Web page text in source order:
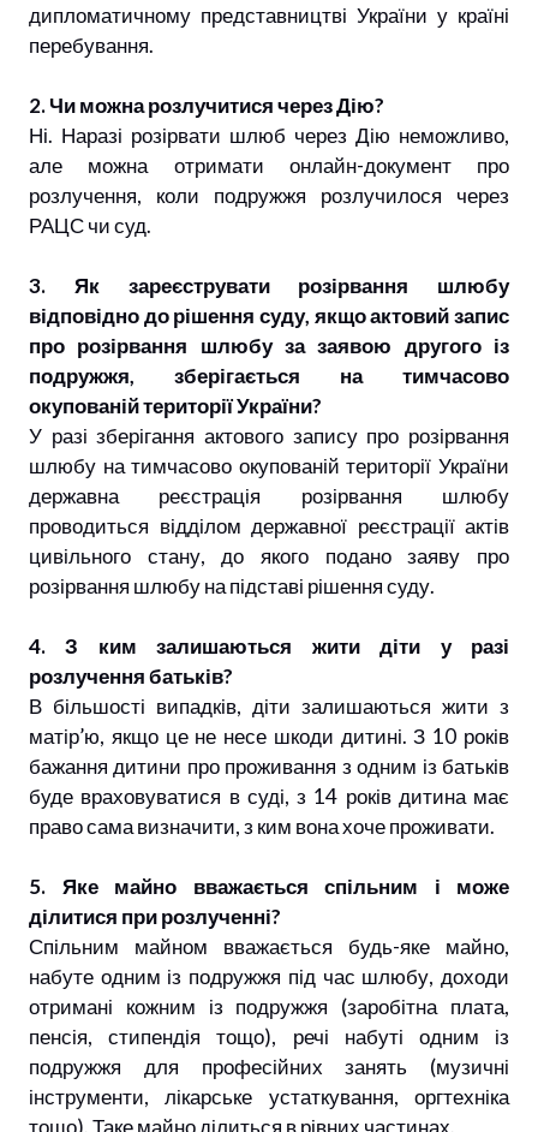
дипломатичному представництві України у країні
перебування.
2. Чи можна розлучитися через Дію?
Ні. Наразі розірвати шлюб через Дію неможливо,
але можна отримати онлайн-документ про
розлучення, коли подружжя розлучилося через
РАЦС чи суд.
3. Як зареєструвати розірвання шлюбу
відповідно до рішення суду, якщо актовий запис
про розірвання шлюбу за заявою другого із
подружжя, зберігається на тимчасово
окупованій території України?
У разі зберігання актового запису про розірвання
шлюбу на тимчасово окупованій території України
державна реєстрація розірвання шлюбу
проводиться відділом державної реєстрації актів
цивільного стану, до якого подано заяву про
розірвання шлюбу на підставі рішення суду.
4. З ким залишаються жити діти у разі
розлучення батьків?
В більшості випадків, діти залишаються жити з
матір’ю, якщо це не несе шкоди дитині. З 10 років
бажання дитини про проживання з одним із батьків
буде враховуватися в суді, з 14 років дитина має
право сама визначити, з ким вона хоче проживати.
5. Яке майно вважається спільним і може
ділитися при розлученні?
Спільним майном вважається будь-яке майно,
набуте одним із подружжя під час шлюбу, доходи
отримані кожним із подружжя (заробітна плата,
пенсія, стипендія тощо), речі набуті одним із
подружжя для професійних занять (музичні
інструменти, лікарське устаткування, оргтехніка
тощо). Таке майно ділиться в рівних частинах.